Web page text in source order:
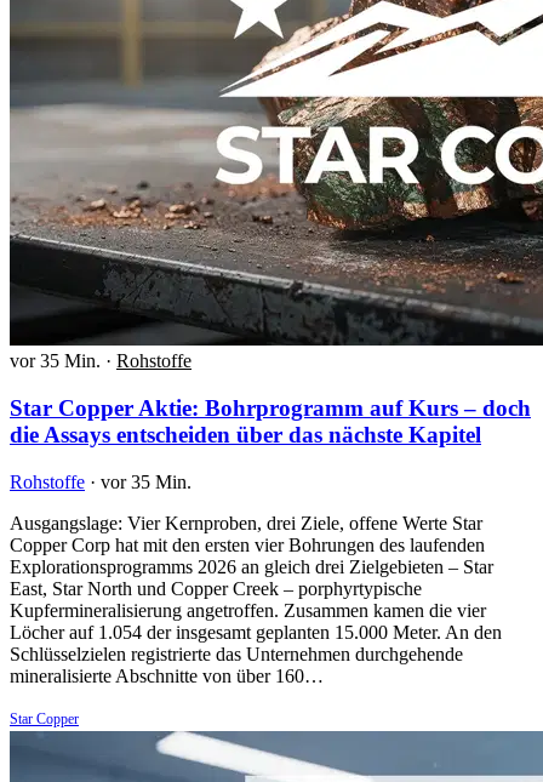
vor 35 Min. · Rohstoffe
Star Copper Aktie: Bohrprogramm auf Kurs – doch
die Assays entscheiden über das nächste Kapitel
Rohstoffe · vor 35 Min.
Ausgangslage: Vier Kernproben, drei Ziele, offene Werte Star
Copper Corp hat mit den ersten vier Bohrungen des laufenden
Explorationsprogramms 2026 an gleich drei Zielgebieten – Star
East, Star North und Copper Creek – porphyrtypische
Kupfermineralisierung angetroffen. Zusammen kamen die vier
Löcher auf 1.054 der insgesamt geplanten 15.000 Meter. An den
Schlüsselzielen registrierte das Unternehmen durchgehende
mineralisierte Abschnitte von über 160…
Star Copper